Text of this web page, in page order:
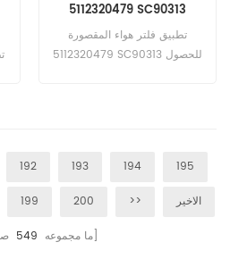
5112320479 SC90313
تطبيق فلتر هواء المقصورة
5112320479 SC90313 للحصول
192 193 194 195
199 200 >> الاخير
[ ما مجموعه 549 صفحات]